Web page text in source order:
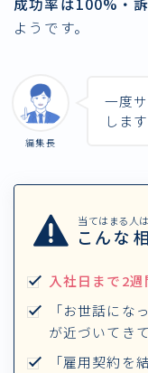
ようです。
編集長
一度
します
当てはまる人
こんな
入社日まで2週
「お世話にな
が近づいてき
「雇用契約を